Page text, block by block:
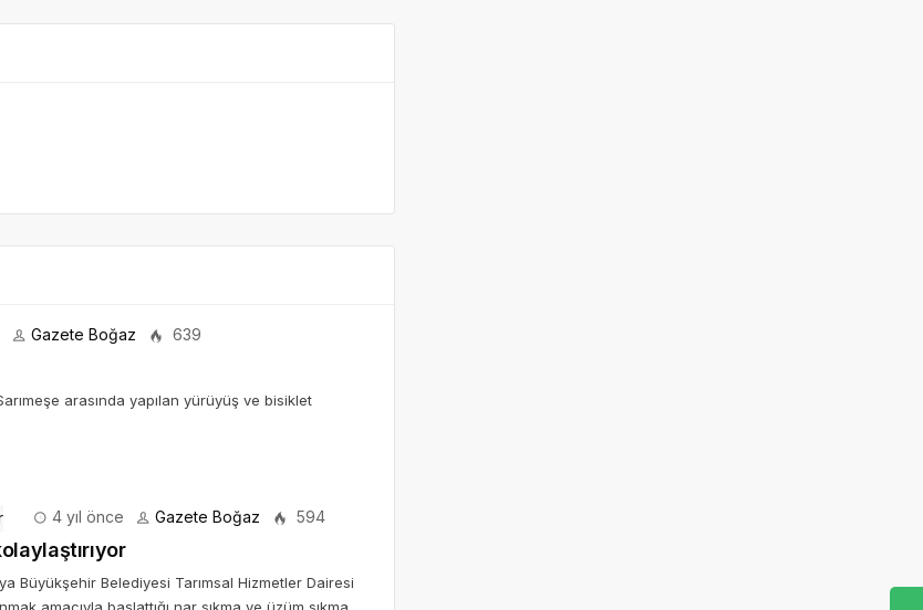
Gazete Boğaz 639
arasında yapılan yürüyüş ve bisiklet
4 yıl önce Gazete Boğaz 594
Büyükşehir Belediyesi Tarımsal Hizmetler Dairesi